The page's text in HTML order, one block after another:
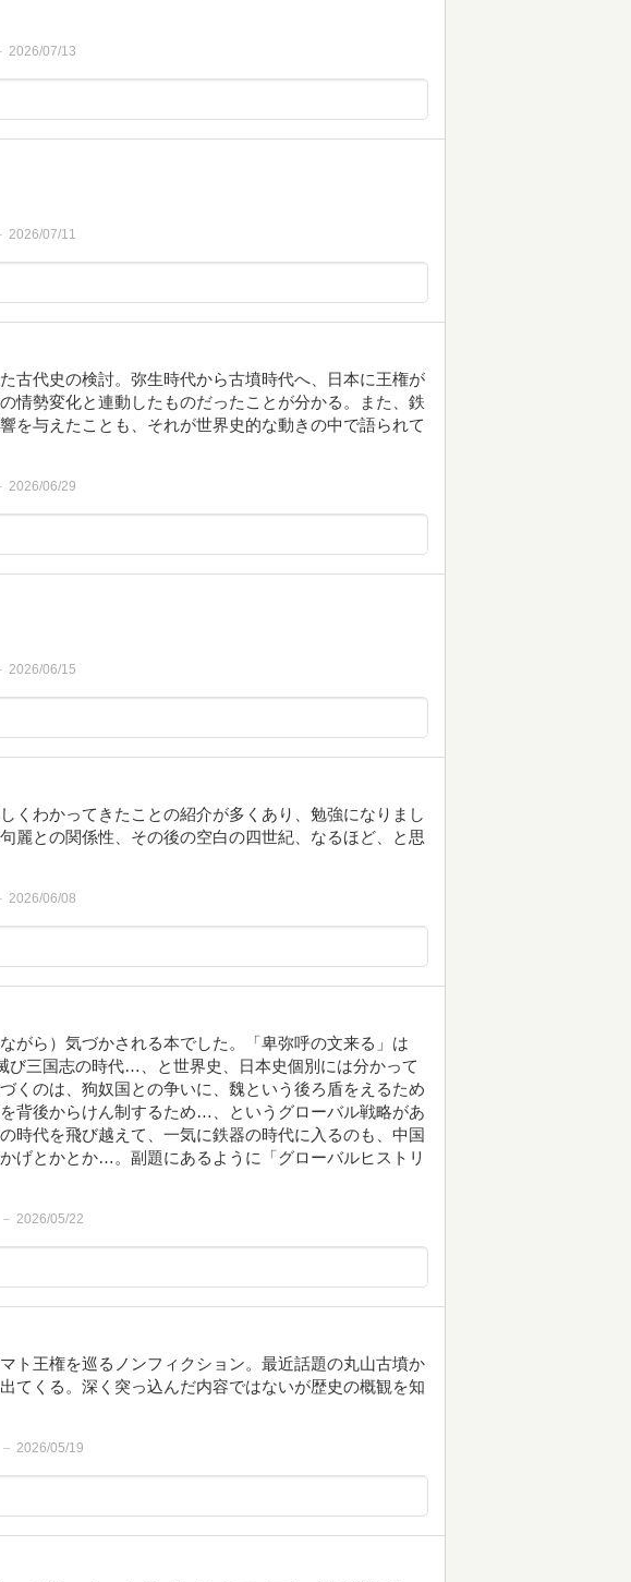
2026/07/13
2026/07/11
古代史の検討。弥生時代から古墳時代へ、日本に王権が
情勢変化と連動したものだったことが分かる。また、鉄
を与えたことも、それが世界史的な動きの中で語られて
2026/06/29
2026/06/15
くわかってきたことの紹介が多くあり、勉強になりまし
麗との関係性、その後の空白の四世紀、なるほど、と思
2026/06/08
がら）気づかされる本でした。「卑弥呼の文来る」は
び三国志の時代…、と世界史、日本史個別には分かって
くのは、狗奴国との争いに、魏という後ろ盾をえるため
背後からけん制するため…、というグローバル戦略があ
時代を飛び越えて、一気に鉄器の時代に入るのも、中国
げとかとか…。副題にあるように「グローバルヒストリ
2026/05/22
ト王権を巡るノンフィクション。最近話題の丸山古墳か
てくる。深く突っ込んだ内容ではないが歴史の概観を知
2026/05/19